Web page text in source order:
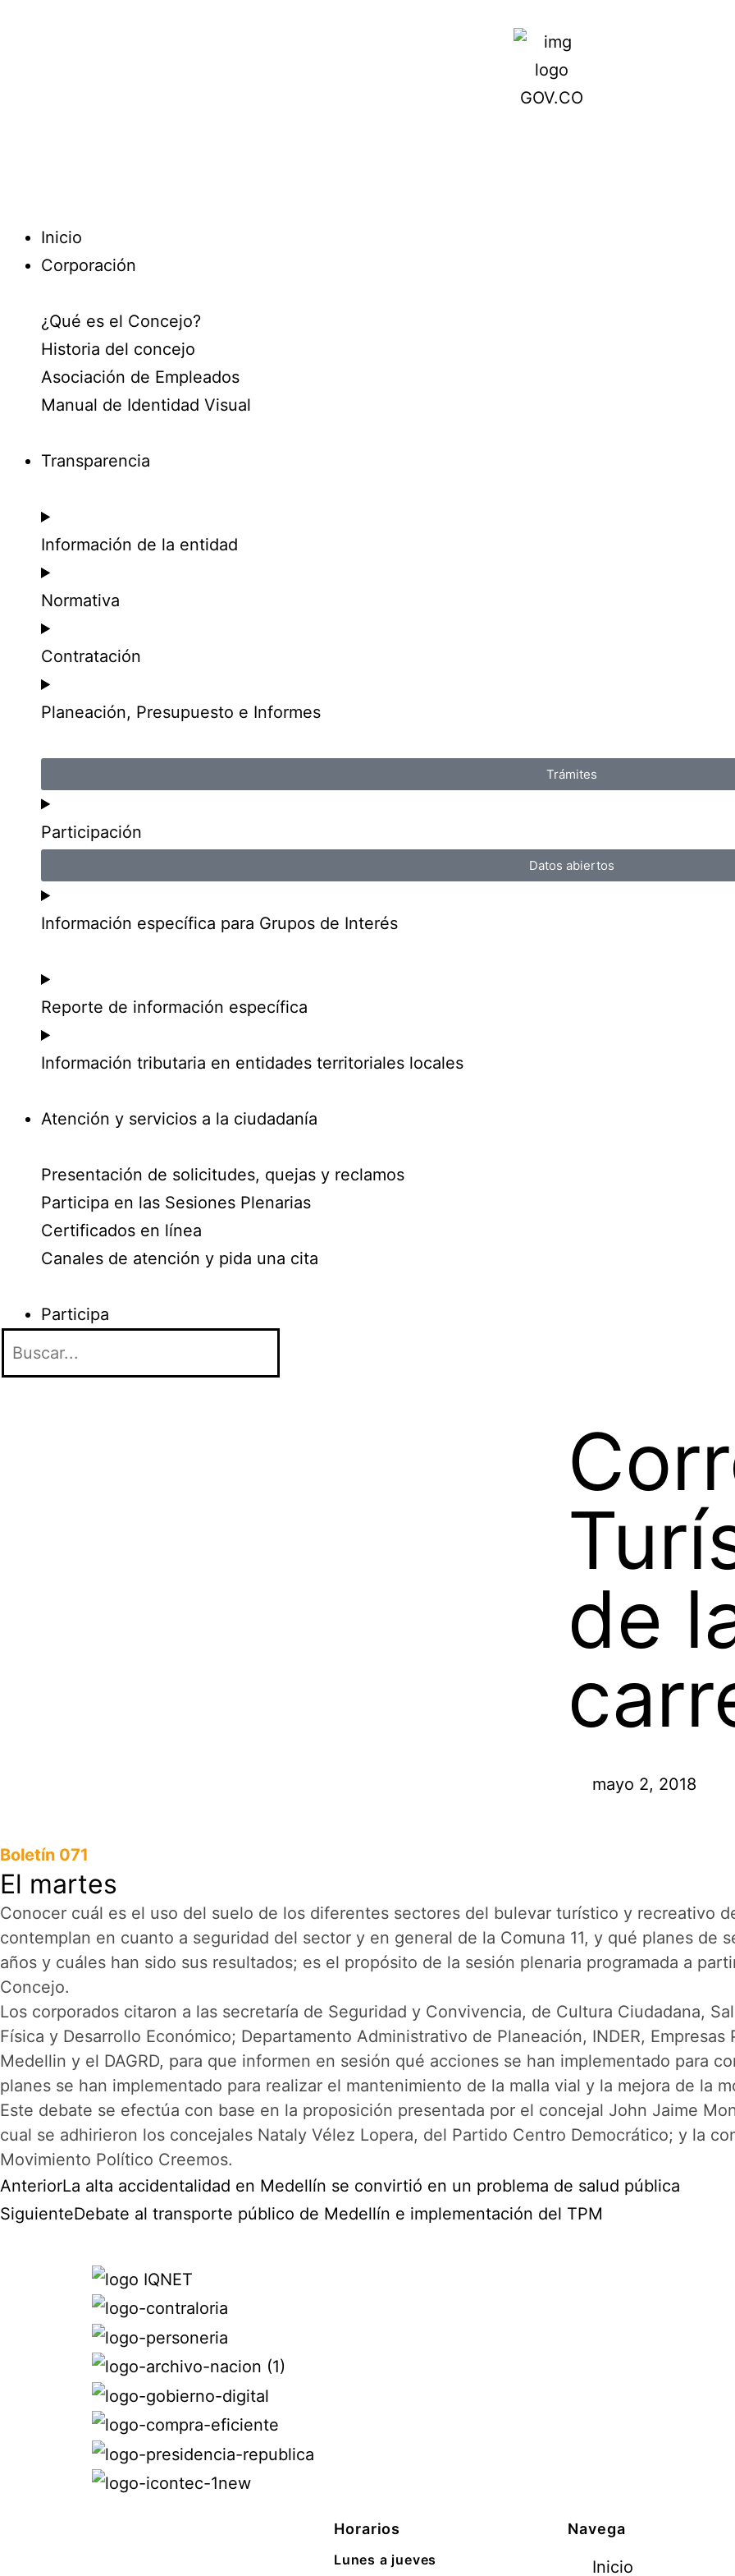
Inicio
Corporación
¿Qué es el Concejo?
Historia del concejo
Asociación de Empleados
Manual de Identidad Visual
Transparencia
Información de la entidad
Normativa
Contratación
Planeación, Presupuesto e Informes
Trámites
Participación
Datos abiertos
Información específica para Grupos de Interés
Reporte de información específica
Información tributaria en entidades territoriales locales
Atención y servicios a la ciudadanía
Presentación de solicitudes, quejas y reclamos
Participa en las Sesiones Plenarias
Certificados en línea
Canales de atención y pida una cita
Participa
de
mayo 2, 2018
Boletín 071
El martes
Conocer cuál es el uso del suelo de los diferentes sectores del bulevar turístico y recreativo
contemplan en cuanto a seguridad del sector y en general de la Comuna 11, y qué planes de
años y cuáles han sido sus resultados; es el propósito de la sesión plenaria programada a
Concejo.
Los corporados citaron a las secretaría de Seguridad y Convivencia, de Cultura Ciudadana,
Física y Desarrollo Económico; Departamento Administrativo de Planeación, INDER,
Medellin y el DAGRD, para que informen en sesión qué acciones se han implementado para
planes se han implementado para realizar el mantenimiento de la malla vial y la mejora de la
Este debate se efectúa con base en la proposición presentada por el concejal John Jaime
cual se adhirieron los concejales Nataly Vélez Lopera, del Partido Centro Democrático; y la
Movimiento Político Creemos.
AnteriorLa alta accidentalidad en Medellín se convirtió en un problema de salud pública
SiguienteDebate al transporte público de Medellín e implementación del TPM
Horarios
Lunes a jueves
Navega
Inicio